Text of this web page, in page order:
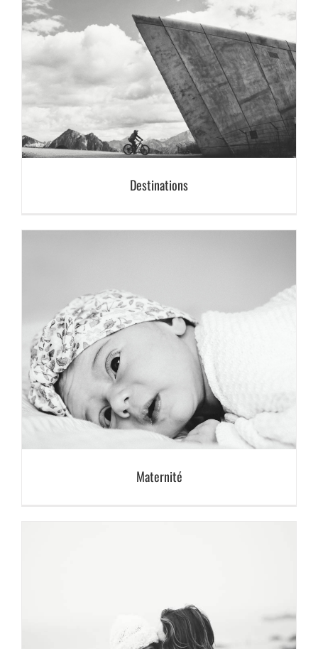
Destinations
Maternité